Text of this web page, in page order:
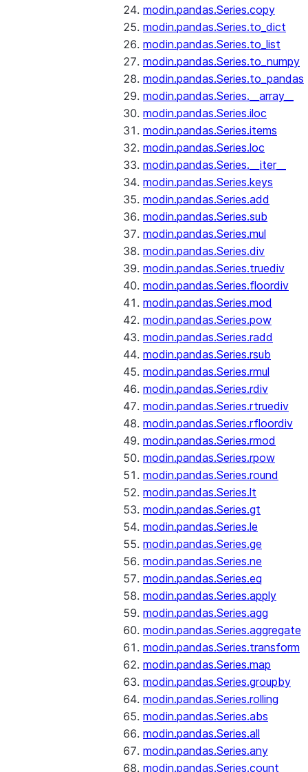
modin.pandas.Series.copy
modin.pandas.Series.to_dict
modin.pandas.Series.to_list
modin.pandas.Series.to_numpy
modin.pandas.Series.to_pandas
modin.pandas.Series.__array__
modin.pandas.Series.iloc
modin.pandas.Series.items
modin.pandas.Series.loc
modin.pandas.Series.__iter__
modin.pandas.Series.keys
modin.pandas.Series.add
modin.pandas.Series.sub
modin.pandas.Series.mul
modin.pandas.Series.div
modin.pandas.Series.truediv
modin.pandas.Series.floordiv
modin.pandas.Series.mod
modin.pandas.Series.pow
modin.pandas.Series.radd
modin.pandas.Series.rsub
modin.pandas.Series.rmul
modin.pandas.Series.rdiv
modin.pandas.Series.rtruediv
modin.pandas.Series.rfloordiv
modin.pandas.Series.rmod
modin.pandas.Series.rpow
modin.pandas.Series.round
modin.pandas.Series.lt
modin.pandas.Series.gt
modin.pandas.Series.le
modin.pandas.Series.ge
modin.pandas.Series.ne
modin.pandas.Series.eq
modin.pandas.Series.apply
modin.pandas.Series.agg
modin.pandas.Series.aggregate
modin.pandas.Series.transform
modin.pandas.Series.map
modin.pandas.Series.groupby
modin.pandas.Series.rolling
modin.pandas.Series.abs
modin.pandas.Series.all
modin.pandas.Series.any
modin.pandas.Series.count